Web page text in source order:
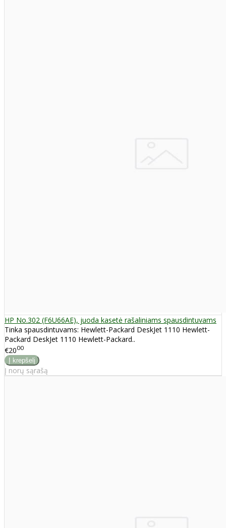
HP No.302 (F6U66AE), juoda kasetė rašaliniams spausdintuvams
Tinka spausdintuvams: Hewlett-Packard DeskJet 1110 Hewlett-
Packard DeskJet 1110 Hewlett-Packard..
€2000
Į norų sąrašą